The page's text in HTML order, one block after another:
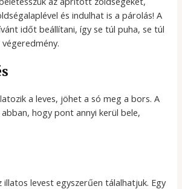
és indulhat is a párolás! A
időt beállítani, így se túl puha, se túl
a leves, jöhet a só meg a bors. A
hogy pont annyi kerül bele,
illatos levest egyszerűen tálalhatjuk. Egy